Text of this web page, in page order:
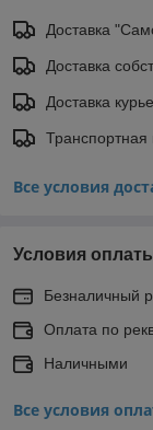
Доставка
Доставка
Доставка
Транспортная
Все условия
Условия
Безналичный
Оплата по
Наличными
Все условия